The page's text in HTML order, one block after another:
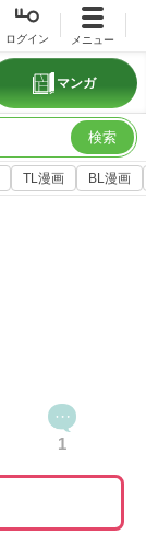
ログイン メニュー
マンガ
検索
TL漫画 BL漫画
1